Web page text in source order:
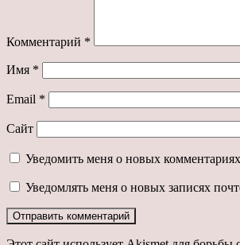
Комментарий *
Имя *
Email *
Сайт
Уведомить меня о новых
Уведомлять меня о новых записях